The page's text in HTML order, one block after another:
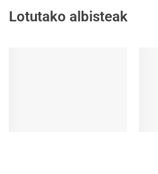
Lotutako albisteak